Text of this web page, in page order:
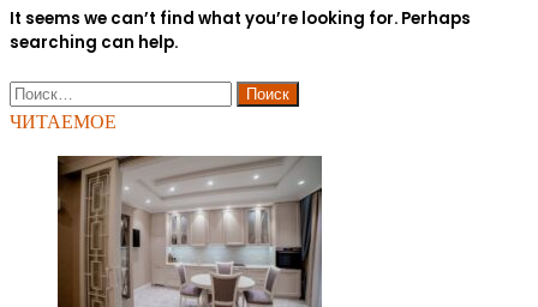
It seems we can’t find what you’re looking for. Perhaps
searching can help.
Найти:
ЧИТАЕМОЕ